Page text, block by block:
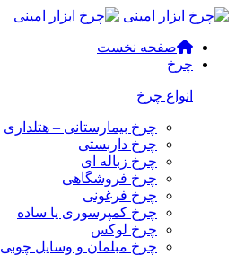
صفحه نخست
چرخ
انواع چرخ
چرخ بیمارستانی – هتلداری
چرخ داربستی
چرخ زباله ای
چرخ فروشگاهی
چرخ فرغونی
چرخ کمپرسوری یا ساده
چرخ لوکس
چرخ مبلمان و وسایل چوبی